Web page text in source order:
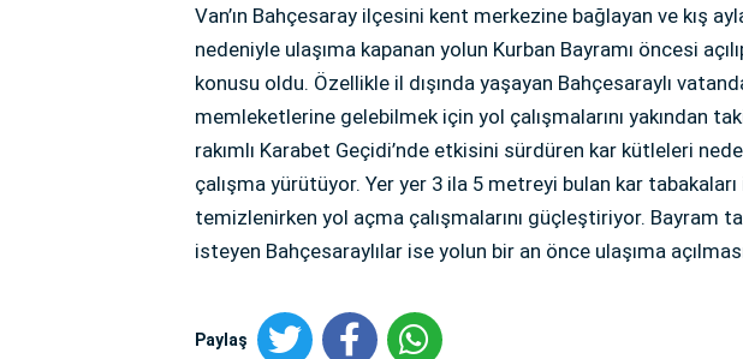
Van’ın Bahçesaray ilçesini kent merkezine bağlayan ve kış
nedeniyle ulaşıma kapanan yolun Kurban Bayramı öncesi
konusu oldu. Özellikle il dışında yaşayan Bahçesaraylı
memleketlerine gelebilmek için yol çalışmalarını yakından
rakımlı Karabet Geçidi’nde etkisini sürdüren kar kütleleri
çalışma yürütüyor. Yer yer 3 ila 5 metreyi bulan kar
temizlenirken yol açma çalışmalarını güçleştiriyor. Bayram
isteyen Bahçesaraylılar ise yolun bir an önce ulaşıma
Paylaş